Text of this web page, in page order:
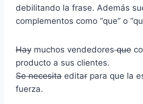
debilitando la frase. Además
complementos como “que” o
Hay muchos vendedoresque
producto a sus clientes.
Se necesita editar para que la
fuerza.